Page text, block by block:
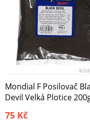
Kód:
Mondial F Posilovač
Devil Velká Plotice
75 Kč